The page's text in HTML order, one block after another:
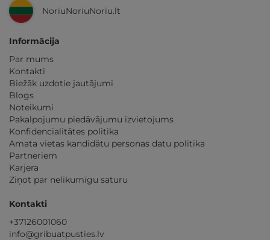
NoriuNoriuNoriu.lt
Informācija
Par mums
Kontakti
Biežāk uzdotie jautājumi
Blogs
Noteikumi
Pakalpojumu piedāvājumu izvietojums
Konfidencialitātes politika
Amata vietas kandidātu personas datu politika
Partneriem
Karjera
Ziņot par nelikumīgu saturu
Kontakti
+37126001060
info@gribuatpusties.lv